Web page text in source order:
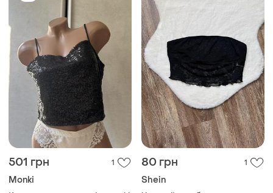
501 грн
Кроп топ в паєтки від monki
M
80 грн 1
Shein
Черный топ бандо с
кружевом y2k
M